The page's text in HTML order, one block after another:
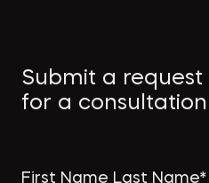
Submit a request
for a consultation